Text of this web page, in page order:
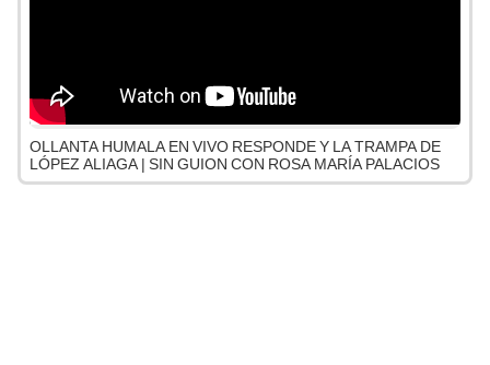
OLLANTA HUMALA EN VIVO RESPONDE Y LA TRAMPA DE
LÓPEZ ALIAGA | SIN GUION CON ROSA MARÍA PALACIOS